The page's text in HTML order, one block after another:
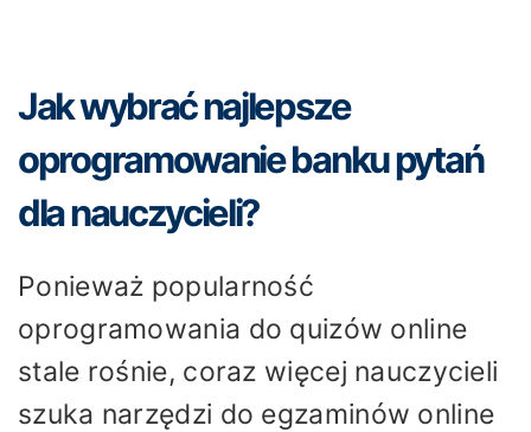
Jak wybrać najlepsze
oprogramowanie banku pytań
dla nauczycieli?
Ponieważ popularność
oprogramowania do quizów online
stale rośnie, coraz więcej nauczycieli
szuka narzędzi do egzaminów online